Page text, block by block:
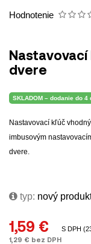
Hodnotenie
dvere
SKLADOM – dodanie do 4
Nastavovací kľúč vhodný
imbusovým
dvere.
typ: nový
1,59 €
1,29 € bez DPH
S DPH